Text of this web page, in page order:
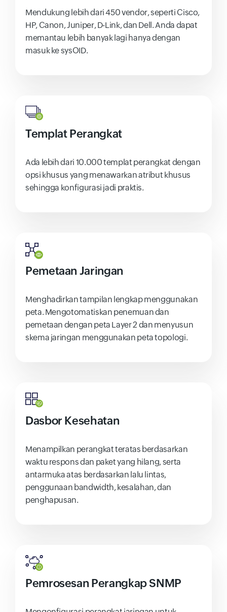
Mendukung lebih dari 450 vendor, seperti Cisco,
HP, Canon, Juniper, D-Link, dan Dell. Anda dapat
memantau lebih banyak lagi hanya dengan
masuk ke sysOID.
Templat Perangkat
Ada lebih dari 10.000 templat perangkat dengan
opsi khusus yang menawarkan atribut khusus
sehingga konfigurasi jadi praktis.
Pemetaan Jaringan
Menghadirkan tampilan lengkap menggunakan
peta. Mengotomatiskan penemuan dan
pemetaan dengan peta Layer 2 dan menyusun
skema jaringan menggunakan peta topologi.
Dasbor Kesehatan
Menampilkan perangkat teratas berdasarkan
waktu respons dan paket yang hilang, serta
antarmuka atas berdasarkan lalu lintas,
penggunaan bandwidth, kesalahan, dan
penghapusan.
Pemrosesan Perangkap SNMP